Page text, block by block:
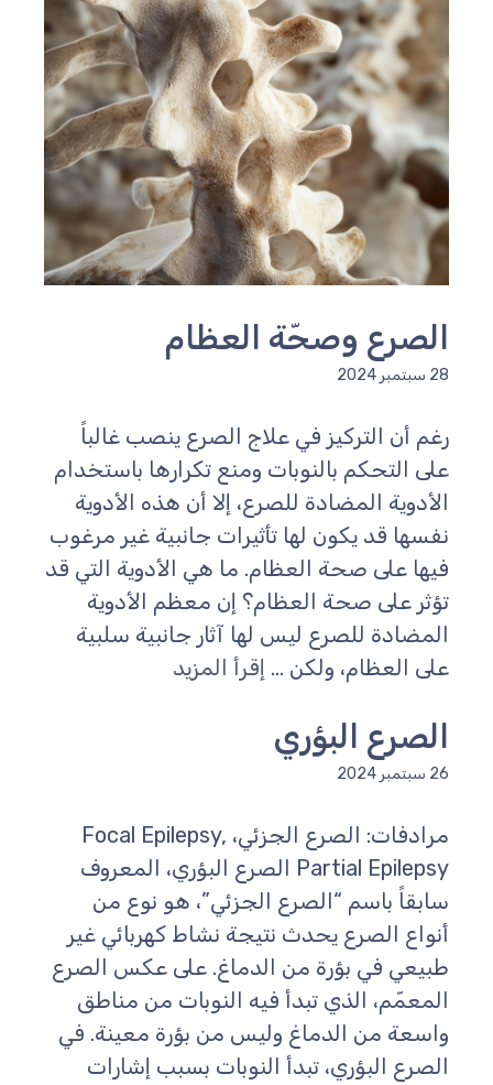
الصرع وصحّة العظام
28 سبتمبر 2024
رغم أن التركيز في علاج الصرع ينصب غالباً
على التحكم بالنوبات ومنع تكرارها باستخدام
الأدوية المضادة للصرع، إلا أن هذه الأدوية
نفسها قد يكون لها تأثيرات جانبية غير مرغوب
فيها على صحة العظام. ما هي الأدوية التي قد
تؤثر على صحة العظام؟ إن معظم الأدوية
المضادة للصرع ليس لها آثار جانبية سلبية
على العظام، ولكن ... إقرأ المزيد
الصرع البؤري
26 سبتمبر 2024
مرادفات: الصرع الجزئي، Focal Epilepsy,
Partial Epilepsy الصرع البؤري، المعروف
سابقاً باسم “الصرع الجزئي”، هو نوع من
أنواع الصرع يحدث نتيجة نشاط كهربائي غير
طبيعي في بؤرة من الدماغ. على عكس الصرع
المعمّم، الذي تبدأ فيه النوبات من مناطق
واسعة من الدماغ وليس من بؤرة معينة. في
الصرع البؤري، تبدأ النوبات بسبب إشارات